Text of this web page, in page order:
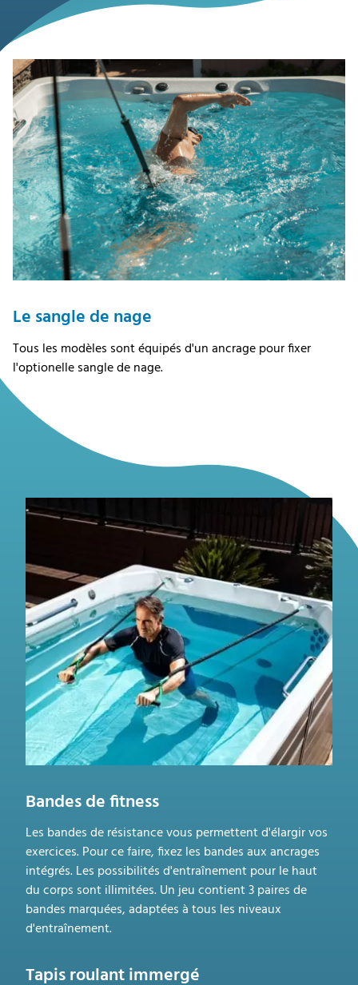
Le sangle de nage
Tous les modèles sont équipés d'un ancrage pour fixer
l'optionelle sangle de nage.
Bandes de fitness
Les bandes de résistance vous permettent d'élargir vos
exercices. Pour ce faire, fixez les bandes aux ancrages
intégrés. Les possibilités d'entraînement pour le haut
du corps sont illimitées. Un jeu contient 3 paires de
bandes marquées, adaptées à tous les niveaux
d'entraînement.
Tapis roulant immergé